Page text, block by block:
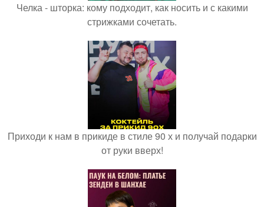
Челка - шторка: кому подходит, как носить и с какими
стрижками сочетать.
Приходи к нам в прикиде в стиле 90 х и получай подарки
от руки вверх!